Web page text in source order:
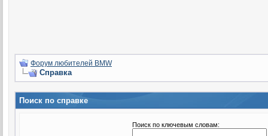
Форум любителей BMW
Справка
Поиск по справке
Поиск по ключевым словам: